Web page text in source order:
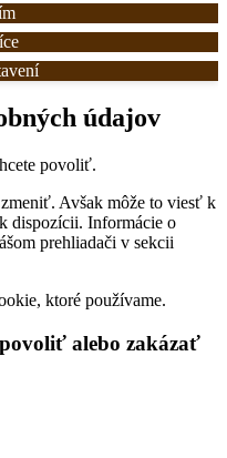
údajov
povoliť.
Avšak môže to viesť k
dispozícii. Informácie o
prehliadači v sekcii
ktoré používame.
alebo zakázať